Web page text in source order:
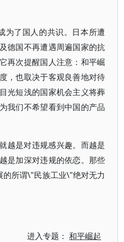
为了国人的共识。日本所遭
德国不再遭遇周遍国家的抗
再次提醒国人注意：和平崛
，也取决于客观良善地对待
光短浅的国家机会主义将葬
我们不希望看到中国的产品
越是对违规感兴趣。而越是
是加深对违规的依恋。那些
所谓\"民族工业\"绝对无力
进入专题：和平崛起